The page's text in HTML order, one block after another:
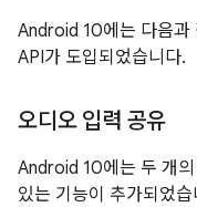
Android 10에는 다음과
API가 도입되었습니다.
오디오 입력 공유
Android 10에는 두 개
있는 기능이 추가되었